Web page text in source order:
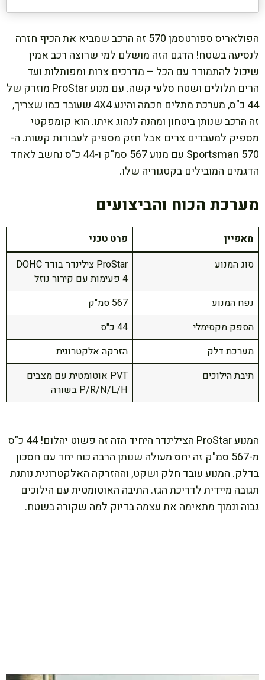
הפולאריס ספורטסמן 570 זה הרכב שמביא את הכיף חזרה
לנסיעה בשטח! הדגם הזה מושלם למי שרוצה רכב אמין
שיכול להתמודד עם הכל – מדרכים צרות ומפותלות ועד
הרים תלולים ושטח סלעי קשה. עם מנוע ProStar מוזרק של
44 כ"ס, מערכת מתלים חכמה והינע 4X4 שעובד כמו שצריך,
זה הרכב שנותן ביטחון ומהנה לנהוג איתו. הוא קומפקטי
מספיק למעברים צרים אבל חזק מספיק לעבודות קשות. ה-
Sportsman 570 עם מנוע 567 סמ"ק ו-44 כ"ס נחשב לאחד
הדגמים המובילים בקטגוריה שלו.
מערכת הכוח והביצועים
מאפיין
פרט טכני
סוג המנוע
ProStar צילינדר בודד DOHC
4 פעימות עם קירור נוזל
נפח המנוע
567 סמ"ק
הספק מקסימלי
44 כ"ס
מערכת דלק
הזרקה אלקטרונית
תיבת הילוכים
PVT אוטומטית עם מצבים
P/R/N/L/H בשורה
המנוע ProStar הצילינדר היחיד הזה זה פשוט יהלום! 44 כ"ס
מ-567 סמ"ק זה יחס מעולה שנותן הרבה כוח יחד עם חסכון
בדלק. המנוע עובד חלק ושקט, וההזרקה האלקטרונית נותנת
תגובה מיידית לדריכת הגז. התיבה האוטומטית עם הילוכים
גבוה ונמוך מתאימה את עצמה בדיוק למה שקורה בשטח.